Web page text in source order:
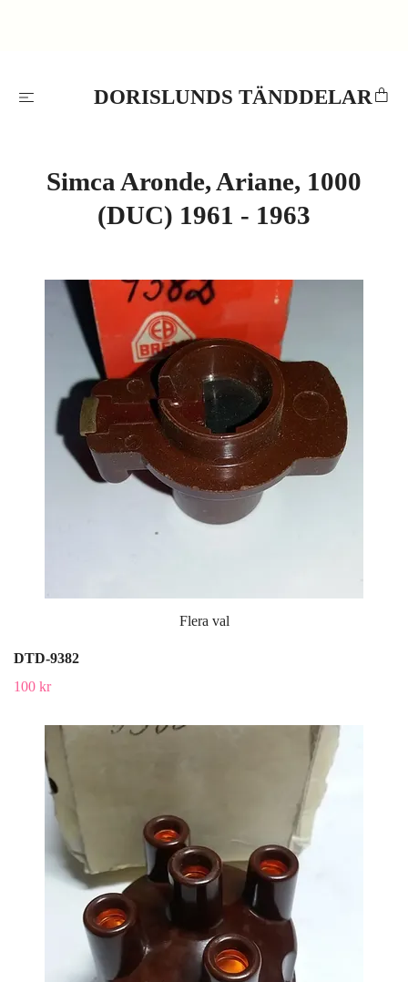
DORISLUNDS TÄNDDELAR
Simca Aronde, Ariane, 1000
(DUC) 1961 - 1963
Flera val
DTD-9382
100 kr